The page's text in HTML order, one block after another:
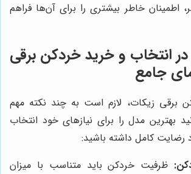
اطمینان خاطر بیشتری را برای آن‌ها فراهم
انتخاب و خرید خردکن برقی
جامع
برقی زیکات، لازم است به چند نکته مهم
بهترین مدل را برای نیازهای خود انتخاب
رضایت کامل داشته باشید:
ظرفیت خردکن باید متناسب با میزان